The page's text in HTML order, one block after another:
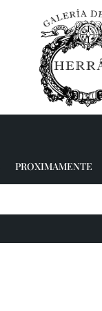
PROXIMAMENTE